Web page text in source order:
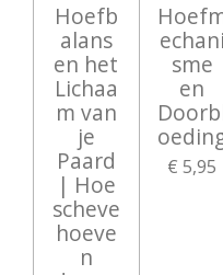
Hoefb
alans
en het
Lichaa
m van
je
Paard
| Hoe
scheve
hoeve
n
echani
sme
en
€ 5,95